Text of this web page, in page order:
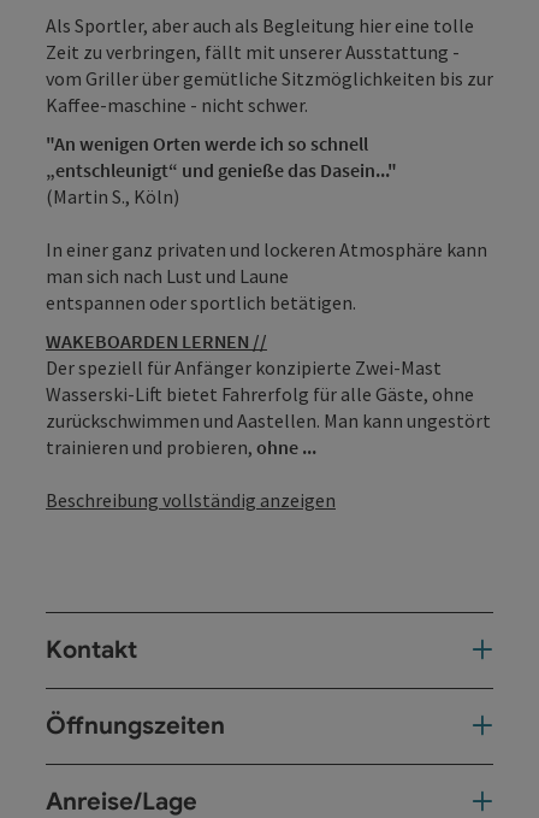
Als Sportler, aber auch als Begleitung hier eine tolle
Zeit zu verbringen, fällt mit unserer Ausstattung -
vom Griller über gemütliche Sitzmöglichkeiten bis zur
Kaffee-maschine - nicht schwer.
"An wenigen Orten werde ich so schnell
„entschleunigt“ und genieße das Dasein..."
(Martin S., Köln)
In einer ganz privaten und lockeren Atmosphäre kann
man sich nach Lust und Laune
entspannen oder sportlich betätigen.
WAKEBOARDEN LERNEN //
Der speziell für Anfänger konzipierte Zwei-Mast
Wasserski-Lift bietet Fahrerfolg für alle Gäste, ohne
zurückschwimmen und Aastellen. Man kann ungestört
trainieren und probieren, ohne ...
Beschreibung vollständig anzeigen
Kontakt
Öffnungszeiten
Anreise/Lage